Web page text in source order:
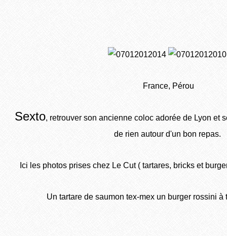
France, Pérou
Sexto, retrouver son ancienne coloc adorée de Lyon et
de rien autour d'un bon repas.
Ici les photos prises chez Le Cut ( tartares, bricks et
Un tartare de saumon tex-mex un burger rossini à